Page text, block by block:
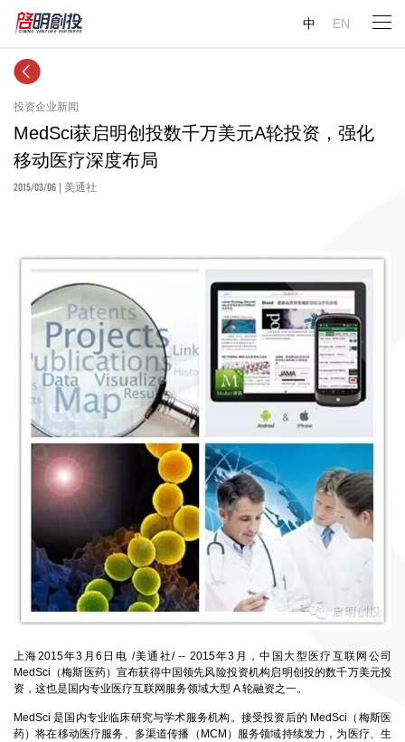
中 EN
投资企业新闻
MedSci获启明创投数千万美元A轮投资，强化
移动医疗深度布局
2015/03/06 | 美通社
上海2015年3月6日电 /美通社/ -- 2015年3月，中国大型医疗互联网公司
MedSci（梅斯医药）宣布获得中国领先风险投资机构启明创投的数千万美元投
资，这也是国内专业医疗互联网服务领域大型 A 轮融资之一。
MedSci 是国内专业临床研究与学术服务机构。接受投资后的 MedSci（梅斯医
药）将在移动医疗服务、多渠道传播（MCM）服务领域持续发力，为医疗、生